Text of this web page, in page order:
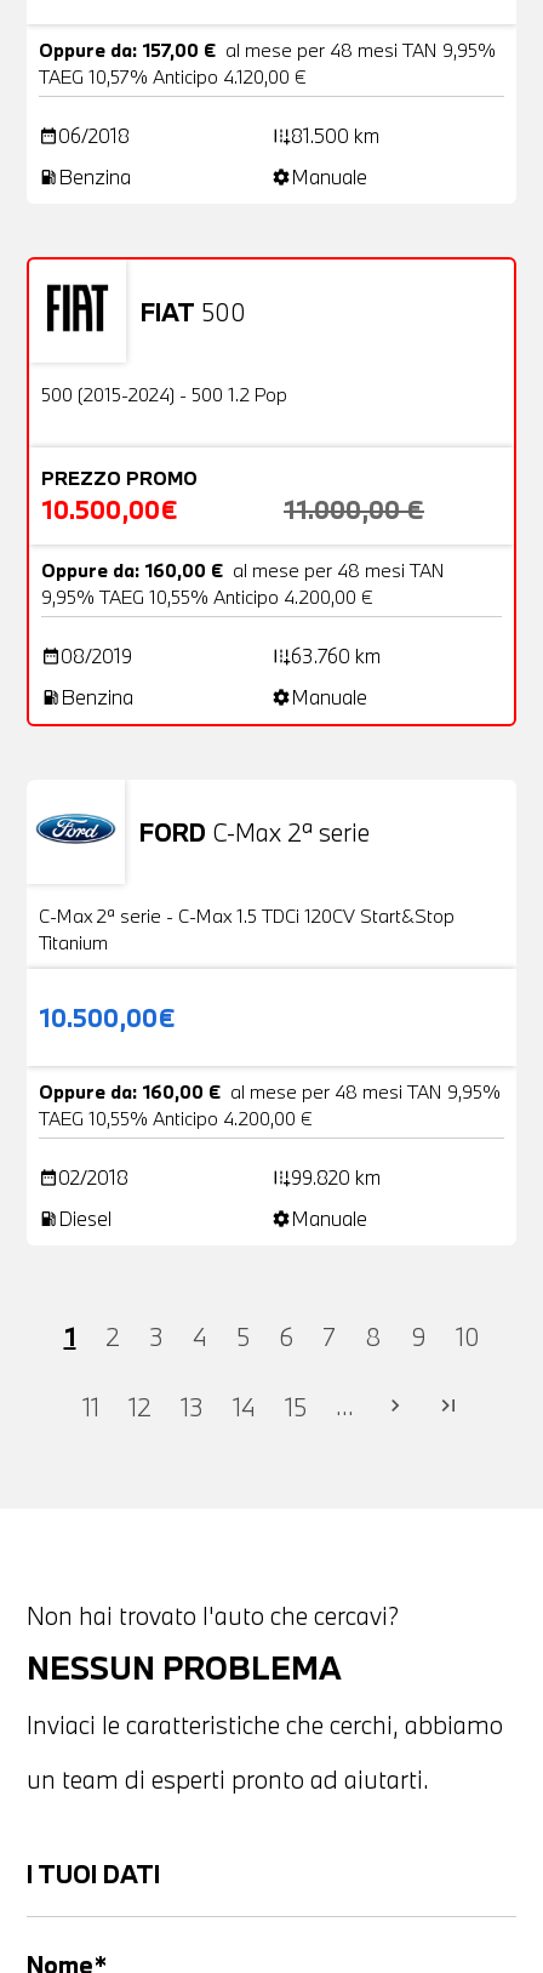
Oppure da: 157,00 € al mese per 48 mesi TAN 9,95%
TAEG 10,57% Anticipo 4.120,00 €
date_range06/2018 add_road81.500 km
local_gas_station Benzina settingsManuale
FIAT 500
OFFERTA
Usato
500 (2015-2024) - 500 1.2 Pop
PREZZO PROMO
10.500,00€ 11.000,00 €
Oppure da: 160,00 € al mese per 48 mesi TAN
9,95% TAEG 10,55% Anticipo 4.200,00 €
date_range08/2019 add_road63.760 km
local_gas_station Benzina settingsManuale
FORD C-Max 2ª serie
VENDUTA
C-Max 2ª serie - C-Max 1.5 TDCi 120CV Start&Stop
Titanium
10.500,00€
Oppure da: 160,00 € al mese per 48 mesi TAN 9,95%
TAEG 10,55% Anticipo 4.200,00 €
date_range02/2018 add_road99.820 km
local_gas_station Diesel settingsManuale
1 2 3 4 5 6 7 8 9 10
11 12 13 14 15 ... chevron_right last_page
Non hai trovato l'auto che cercavi?
NESSUN PROBLEMA
Inviaci le caratteristiche che cerchi, abbiamo
un team di esperti pronto ad aiutarti.
I TUOI DATI
Nome*